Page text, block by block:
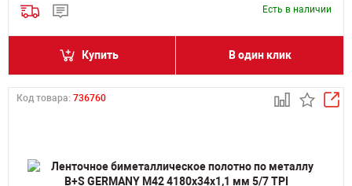
Есть в наличии
Купить В один клик
Код товара: 736760